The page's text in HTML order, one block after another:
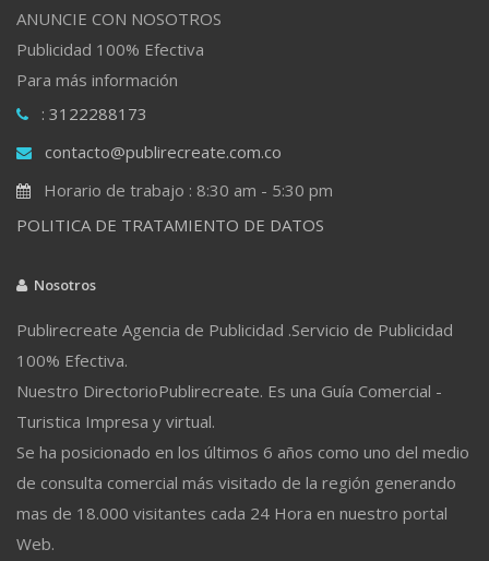
ANUNCIE CON NOSOTROS
Publicidad 100% Efectiva
Para más información
: 3122288173
contacto@publirecreate.com.co
Horario de trabajo : 8:30 am - 5:30 pm
POLITICA DE TRATAMIENTO DE DATOS
Nosotros
Publirecreate Agencia de Publicidad .Servicio de Publicidad
100% Efectiva.
Nuestro DirectorioPublirecreate. Es una Guía Comercial -
Turistica Impresa y virtual.
Se ha posicionado en los últimos 6 años como uno del medio
de consulta comercial más visitado de la región generando
mas de 18.000 visitantes cada 24 Hora en nuestro portal
Web.